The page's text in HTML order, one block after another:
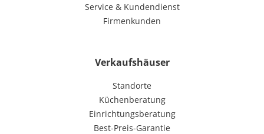
Service & Kundendienst
Firmenkunden
Verkaufshäuser
Standorte
Küchenberatung
Einrichtungsberatung
Best-Preis-Garantie